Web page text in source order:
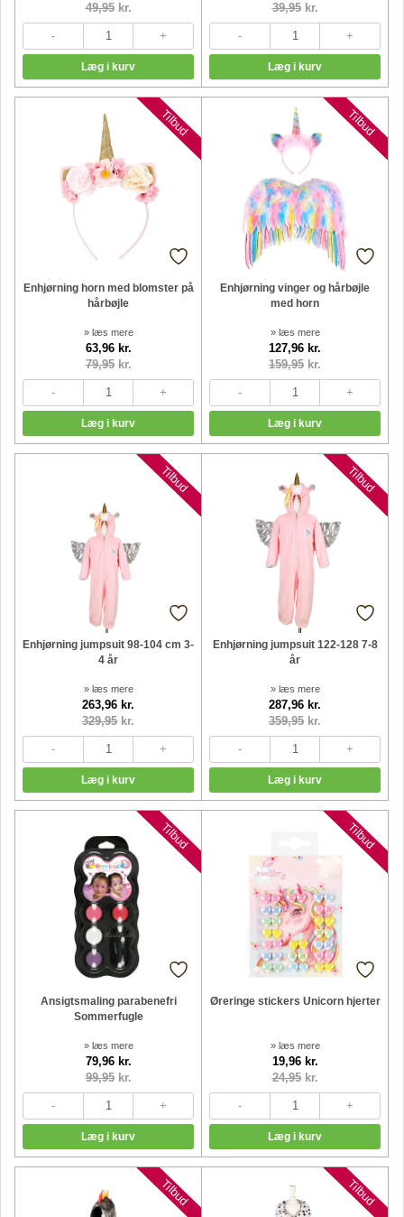
49,95kr.
39,95kr.
Enhjørning horn med blomster på
hårbøjle
» læs mere
63,96 kr.
79,95kr.
Tilbud
Enhjørning vinger og hårbøjle
med horn
» læs mere
127,96 kr.
159,95 kr.
Tilbud
Enhjørning jumpsuit 98-104 cm 3-
4 år
» læs mere
263,96 kr.
329,95 kr.
Tilbud
Enhjørning jumpsuit 122-128 7-8
år
» læs mere
287,96 kr.
359,95 kr.
Tilbud
Ansigtsmaling parabenefri
Sommerfugle
» læs mere
79,96 kr.
99,95kr.
Tilbud
Øreringe stickers Unicorn hjerter
» læs mere
19,96 kr.
24,95kr.
Tilbud
Tilbud Tilbud